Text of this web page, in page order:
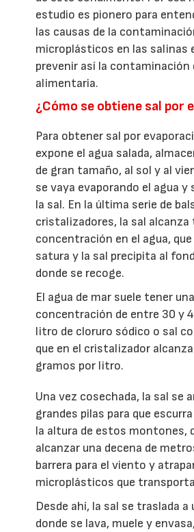
estudio es pionero para
las causas de la
microplásticos en las salinas
prevenir así la contaminación
alimentaria.
¿Cómo se obtiene sal por
Para obtener sal por
expone el agua salada,
de gran tamaño, al sol y al
se vaya evaporando el agua
la sal. En la última serie de
cristalizadores, la sal alcanza
concentración en el agua,
satura y la sal precipita al
donde se recoge.
El agua de mar suele tener una
concentración de entre 30 y
litro de cloruro sódico o sal
que en el cristalizador
gramos por litro.
Una vez cosechada, la sal se
grandes pilas para que
la altura de estos montones,
alcanzar una decena de
barrera para el viento y
microplásticos que
Desde ahí, la sal se traslada a
donde se lava, muele y